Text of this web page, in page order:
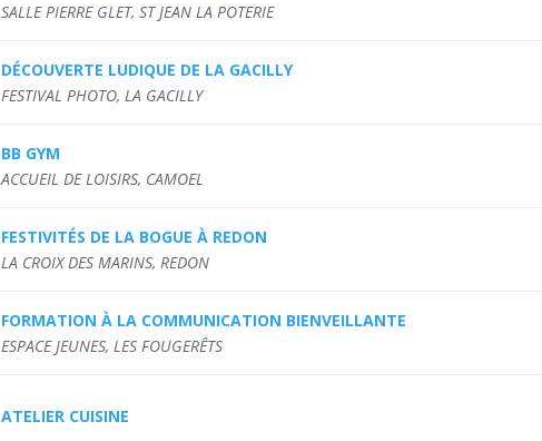
SALLE PIERRE GLET, ST JEAN LA POTERIE
DÉCOUVERTE LUDIQUE DE LA GACILLY
FESTIVAL PHOTO, LA GACILLY
BB GYM
ACCUEIL DE LOISIRS, CAMOEL
FESTIVITÉS DE LA BOGUE À REDON
LA CROIX DES MARINS, REDON
FORMATION À LA COMMUNICATION BIENVEILLANTE
ESPACE JEUNES, LES FOUGERÊTS
ATELIER CUISINE